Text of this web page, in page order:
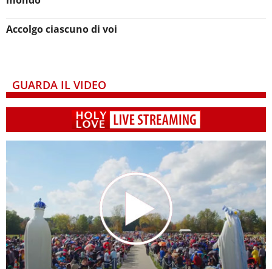
Accolgo ciascuno di voi
GUARDA IL VIDEO